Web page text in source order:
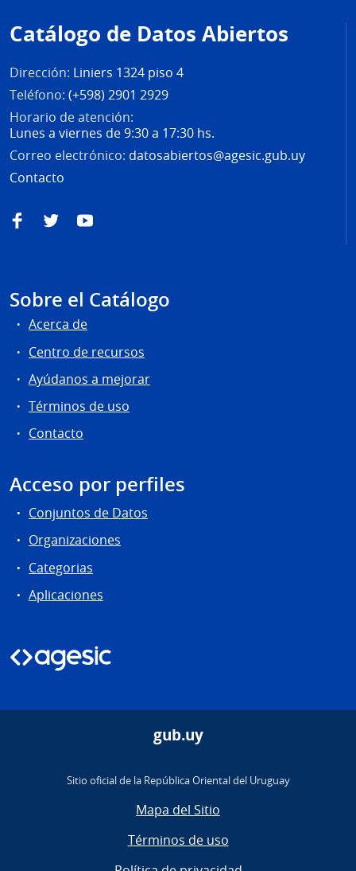
de
página
Catálogo de Datos Abiertos
Dirección: Liniers 1324 piso 4
Teléfono: (+598) 2901 2929
Horario de atención:
Lunes a viernes de 9:30 a 17:30 hs.
Correo electrónico: datosabiertos@agesic.gub.uy
Contacto
FacebookTwitterYouTube
Sobre el Catálogo
Acerca de
Centro de recursos
Ayúdanos a mejorar
Términos de uso
Contacto
Acceso por perfiles
Conjuntos de Datos
Organizaciones
Categorias
Aplicaciones
gub.uy
Sitio oficial de la República Oriental del Uruguay
Mapa del Sitio
Términos de uso